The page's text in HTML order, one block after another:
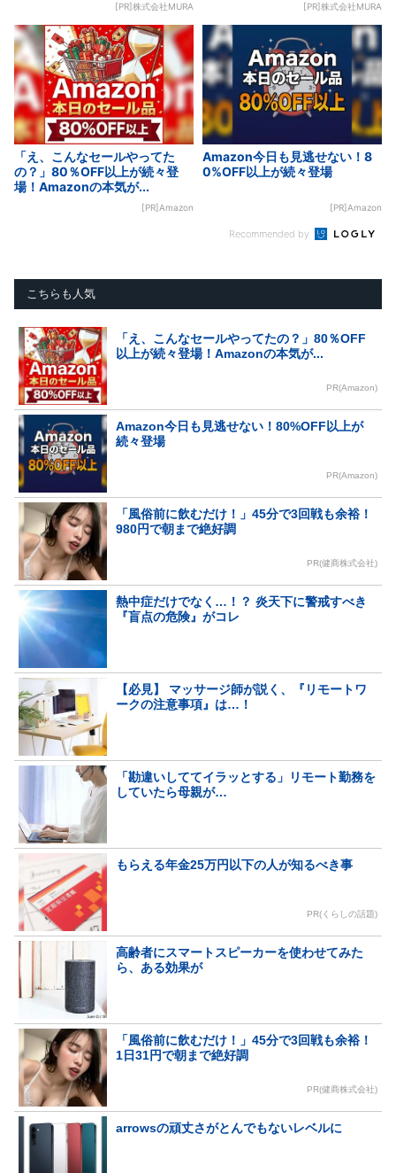
[PR]株式会社MURA [PR]株式会社MURA
「え、こんなセールやってた
の？」80％OFF以上が続々登
場！Amazonの本気が...
[PR]Amazon
Amazon今日も見逃せない！8
0%OFF以上が続々登場
[PR]Amazon
Recommended by
こちらも人気
「え、こんなセールやってたの？」80％OFF
以上が続々登場！Amazonの本気が...
PR(Amazon)
Amazon今日も見逃せない！80%OFF以上が
続々登場
PR(Amazon)
「風俗前に飲むだけ！」45分で3回戦も余裕！
980円で朝まで絶好調
PR(健商株式会社)
熱中症だけでなく…！？ 炎天下に警戒すべき
『盲点の危険』がコレ
【必見】 マッサージ師が説く、『リモートワ
ークの注意事項』は…！
「勘違いしててイラッとする」リモート勤務を
していたら母親が…
もらえる年金25万円以下の人が知るべき事
PR(くらしの話題)
高齢者にスマートスピーカーを使わせてみた
ら、ある効果が
「風俗前に飲むだけ！」45分で3回戦も余裕！
1日31円で朝まで絶好調
PR(健商株式会社)
arrowsの頑丈さがとんでもないレベルに